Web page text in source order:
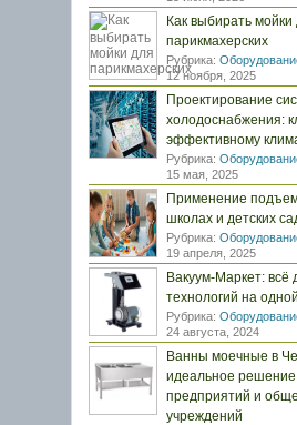
Как выбирать мойки
парикмахерских
Рубрика:
12 ноября, 2025
Проектирование
холодоснабжения:
эффективному
Рубрика:
15 мая, 2025
Применение
школах и детских
Рубрика:
19 апреля, 2025
Вакуум-Маркет: всё
технологий на
Рубрика:
24 августа, 2024
Ванны моечные в
идеальное решение
предприятий и
учреждений